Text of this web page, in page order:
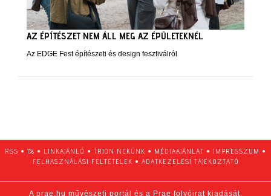
AZ ÉPÍTÉSZET NEM ÁLL MEG AZ ÉPÜLETEKNÉL
Az EDGE Fest építészeti és design fesztiválról
RSS • 1% • LINKAJÁNLÓ • ÍRJON NEKÜNK • MÉDIAAJÁNLAT • IMPRESSZUM •
FELHASZNÁLÁSI FELTÉTELEK • ADATKEZELÉSI TÁJÉKOZTATÓ
A prae.hu művészeti portál és a Prae folyóirat kiadását,